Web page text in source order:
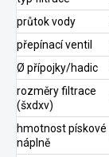
průtok vody
přepínací ventil
Ø přípojky/hadic
rozměry filtrace
(šxdxv)
hmotnost pískové
náplně